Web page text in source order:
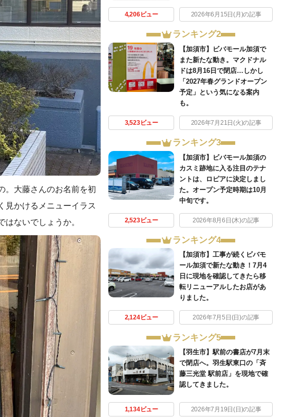
。大藤さんのお名前を初
見かけるメニューイラス
ないでしょうか。
4,206ビュー 2026年6月15日(月)の記事
ランキング2
【加須市】ビバモール加須で
また新たな動き。マクドナル
ドは8月16日で閉店…しかし
「2027年春グランドオープン
予定」という気になる案内
も。
3,523ビュー 2026年7月21日(火)の記事
ランキング3
【加須市】ビバモール加須の
カスミ跡地に入る注目のテナ
ントは、ロピアに決定しまし
た。オープン予定時期は10月
中旬です。
2,523ビュー 2026年8月6日(木)の記事
ランキング4
【加須市】工事が続くビバモ
ール加須で新たな動き！7月4
日に現地を確認してきたら移
転リニューアルしたお店があ
りました。
2,124ビュー 2026年7月5日(日)の記事
ランキング5
【羽生市】駅前の書店が7月末
で閉店へ。羽生駅東口の「斉
藤三光堂 駅前店」を現地で確
認してきました。
1,134ビュー 2026年7月19日(日)の記事